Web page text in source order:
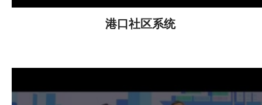
港口社区系统